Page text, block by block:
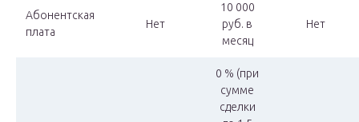
Абонентская
плата
Нет
10 000
руб. в
месяц
Нет
0 % (при
сумме
сделки